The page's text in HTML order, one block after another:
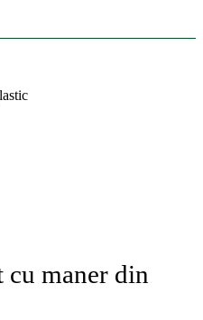
maner din